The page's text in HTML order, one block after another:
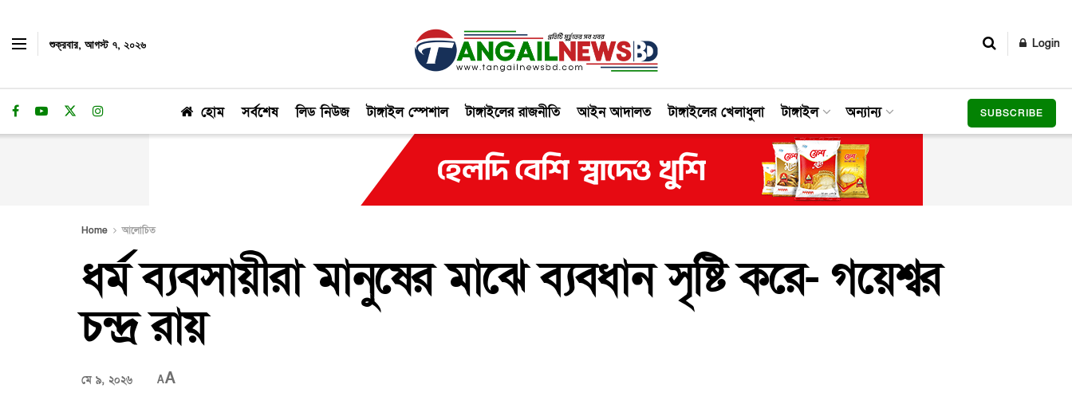
শুক্রবার, আগস্ট ৭, ২০২৬ Login
হোম সর্বশেষ লিড নিউজ টাঙ্গাইল স্পেশাল টাঙ্গাইলের রাজনীতি আইন আদালত টাঙ্গাইলের খেলাধুলা টাঙ্গাইল অন্যান্য SUBSCRIBE
Home আলোচিত
ধর্ম ব্যবসায়ীরা মানুষের মাঝে ব্যবধান সৃষ্টি করে- গয়েশ্বর
চন্দ্র রায়
মে ৯, ২০২৬ AA